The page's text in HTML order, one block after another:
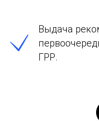
Выдача
ГРР.